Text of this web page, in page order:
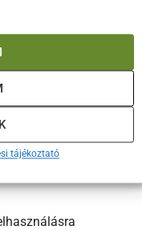
tájékoztató